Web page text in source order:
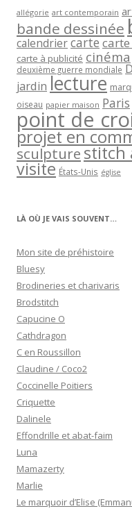
allégorie art contemporain
bande dessinée
calendriercarte
carte à publicité cinéma
deuxième guerre mondiale
jardin lecture
oiseau papier maison Paris
point de
projet en
sculpturestitch
visite États-Unis église
LÀ OÙ JE VAIS SOUVENT…
Mon site de préhistoire
Bluesy
Brodineries et charivaris
Brodstitch
Capucine O
Cathdragon
C en Roussillon
Claudine / Coco2
Coccinelle Poitiers
Criquette
Dalinele
Effondrille et abat-faim
Luna
Mamazerty
Marlie
Le marquoir d’Elise